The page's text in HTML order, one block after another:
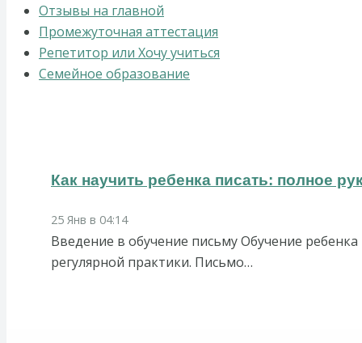
Отзывы на главной
Промежуточная аттестация
Репетитор или Хочу учиться
Семейное образование
Как научить ребенка писать: полное
25 Янв в 04:14
Введение в обучение письму Обучение
регулярной практики. Письмо…